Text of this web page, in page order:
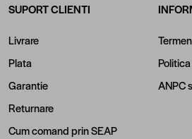
SUPORT CLIENTI
Livrare
Plata
Garantie
Returnare
Cum comand prin SEAP
ANPC